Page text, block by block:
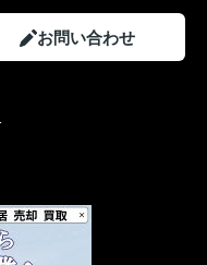
お問い合わせ